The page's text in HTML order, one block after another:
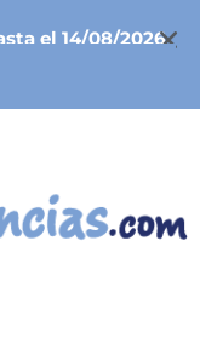
el 14/08/2026